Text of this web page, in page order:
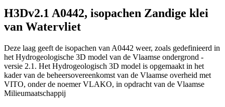
H3Dv2.1 A0442, isopachen Zandige klei
van Watervliet
Deze laag geeft de isopachen van A0442 weer, zoals gedefinieerd in
het Hydrogeologische 3D model van de Vlaamse ondergrond -
versie 2.1. Het Hydrogeologisch 3D model is opgemaakt in het
kader van de beheersovereenkomst van de Vlaamse overheid met
VITO, onder de noemer VLAKO, in opdracht van de Vlaamse
Milieumaatschappij